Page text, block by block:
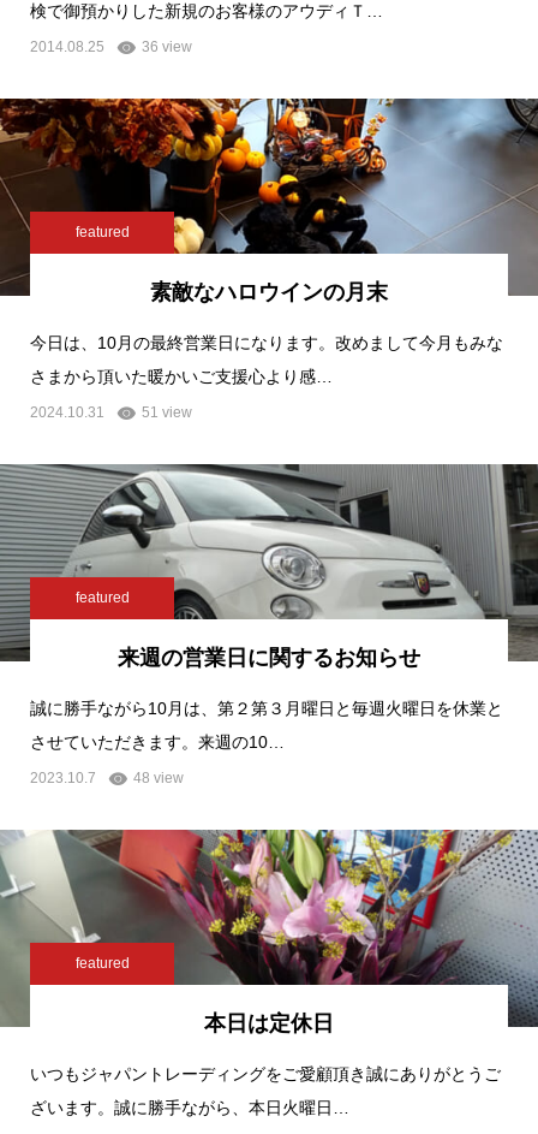
検で御預かりした新規のお客様のアウディＴ…
2014.08.25 36 view
featured
素敵なハロウインの月末
今日は、10月の最終営業日になります。改めまして今月もみな
さまから頂いた暖かいご支援心より感…
2024.10.31 51 view
featured
来週の営業日に関するお知らせ
誠に勝手ながら10月は、第２第３月曜日と毎週火曜日を休業と
させていただきます。来週の10…
2023.10.7 48 view
featured
本日は定休日
いつもジャパントレーディングをご愛顧頂き誠にありがとうご
ざいます。誠に勝手ながら、本日火曜日…